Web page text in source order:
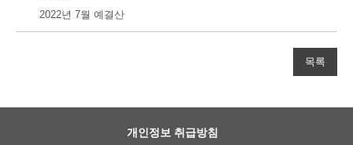
2022년 7월 예결산
목록
개인정보 취급방침